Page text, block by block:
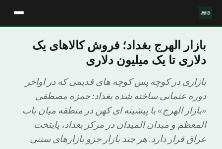
بازار الهرج بغداد؛ فروش کالاهای یک
دلاری تا یک میلیون دلاری
بازاری در کوچه پس کوچه های قدیمی که در اواخر
دوره عثمانی ساخته شده بغداد: حمزه مصطفی
«بازار الهرج» با پیشینه ای کهن در منطقه میان باب
المعظم و میدان المیدان در مرکز بغداد، پایتخت
عراق قرار دارد. هر چند بازار جزو بازارهای سنتی